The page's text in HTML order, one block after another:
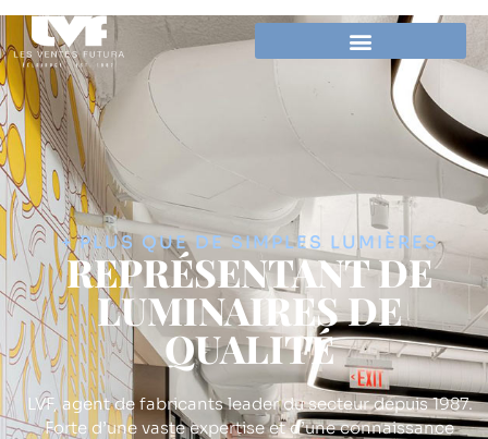
+ PLUS QUE DE SIMPLES LUMIÈRES
REPRÉSENTANT DE
LUMINAIRES DE
QUALITÉ
LVF, agent de fabricants leader du secteur depuis 1987.
Forte d’une vaste expertise et d’une connaissance